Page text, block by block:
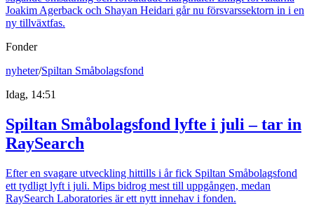
Joakim Agerback och Shayan Heidari går nu försvarssektorn in i en
ny tillväxtfas.
Fonder
nyheter/Spiltan Småbolagsfond
Idag, 14:51
Spiltan Småbolagsfond lyfte i juli – tar in
RaySearch
Efter en svagare utveckling hittills i år fick Spiltan Småbolagsfond
ett tydligt lyft i juli. Mips bidrog mest till uppgången, medan
RaySearch Laboratories är ett nytt innehav i fonden.